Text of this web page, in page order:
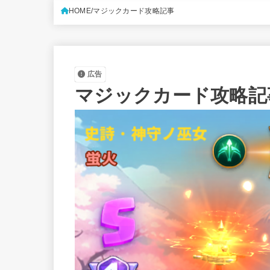
HOME マジックカード攻略記事
広告
マジックカード攻略